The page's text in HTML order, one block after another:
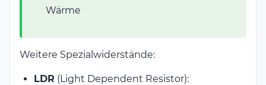
Wärme
Weitere Spezialwiderstände:
LDR (Light Dependent Resistor):